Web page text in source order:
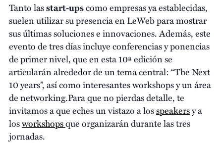
Tanto lasstart-upscomo empresas ya establecidas,
suelen utilizar su presencia en LeWeb para mostrar
sus últimas soluciones e innovaciones. Además, este
evento de tres días incluye conferencias y ponencias
de primer nivel, que en esta 10ª edición se
articularán alrededor de un tema central: “The Next
10 years”, así como interesantes workshops y un área
de networking.Para que no pierdas detalle, te
invitamos a que eches un vistazo a losspeakersy a
losworkshopsque organizarán durante las tres
jornadas.